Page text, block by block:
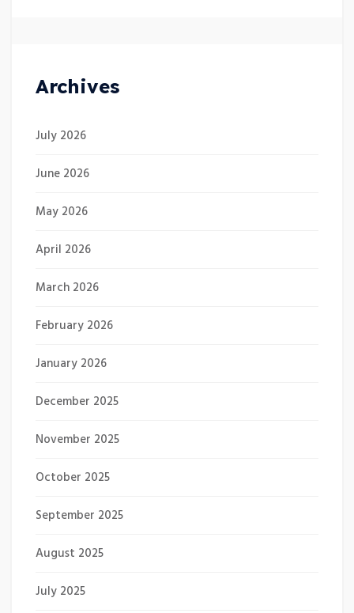
Archives
July 2026
June 2026
May 2026
April 2026
March 2026
February 2026
January 2026
December 2025
November 2025
October 2025
September 2025
August 2025
July 2025